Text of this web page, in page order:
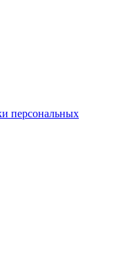
персональных